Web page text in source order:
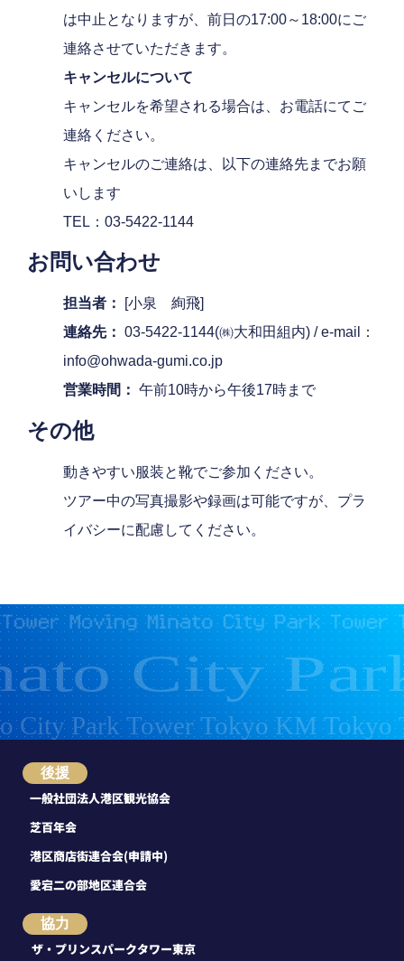
は中止となりますが、前日の17:00～18:00にご
連絡させていただきます。
キャンセルについて
キャンセルを希望される場合は、お電話にてご
連絡ください。
キャンセルのご連絡は、以下の連絡先までお願
いします
TEL：03-5422-1144
お問い合わせ
担当者：
[小泉 絢飛]
連絡先： 03-5422-1144(㈱大和田組内) / e-mail：
info@ohwada-gumi.co.jp
営業時間： 午前10時から午後17時まで
その他
動きやすい服装と靴でご参加ください。
ツアー中の写真撮影や録画は可能ですが、プラ
イバシーに配慮してください。
後援
一般社団法人港区観光協会
芝百年会
港区商店街連合会(申請中)
愛宕二の部地区連合会
協力
ザ・プリンスパークタワー東京